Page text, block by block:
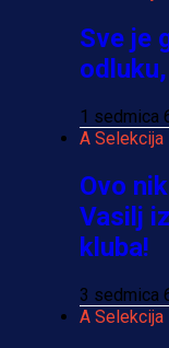
Sve je
1 sedmica
A Selekcija
Ovo
Vasilj
kluba!
3 sedmica
A Selekcija